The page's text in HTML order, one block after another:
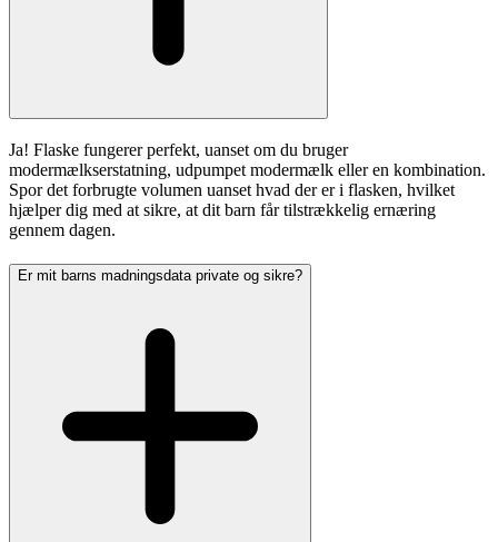
Ja! Flaske fungerer perfekt, uanset om du bruger
modermælkserstatning, udpumpet modermælk eller en kombination.
Spor det forbrugte volumen uanset hvad der er i flasken, hvilket
hjælper dig med at sikre, at dit barn får tilstrækkelig ernæring
gennem dagen.
Er mit barns madningsdata private og sikre?